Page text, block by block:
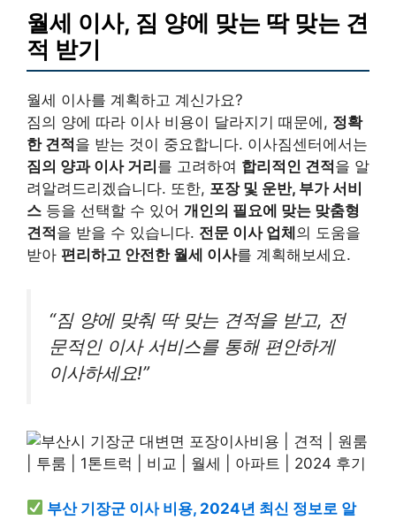
월세 이사, 짐 양에 맞는 딱 맞는 견
적 받기
월세 이사를 계획하고 계신가요?
짐의 양에 따라 이사 비용이 달라지기 때문에, 정확
한 견적 을 받는 것이 중요합니다. 이사짐센터에서는
짐의 양과 이사 거리 를 고려하여 합리적인 견적 을 알
려알려드리겠습니다. 또한, 포장 및 운반, 부가 서비
스 등을 선택할 수 있어 개인의 필요에 맞는 맞춤형
견적 을 받을 수 있습니다. 전문 이사 업체 의 도움을
받아 편리하고 안전한 월세 이사를 계획해보세요.
“짐 양에 맞춰 딱 맞는 견적을 받고, 전
문적인 이사 서비스를 통해 편안하게
이사하세요!”
부산 기장군 이사 비용, 2024년 최신 정보로 알